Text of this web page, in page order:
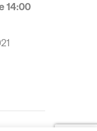
14:00